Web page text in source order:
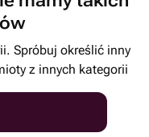
Spróbuj określić inny
z innych kategorii